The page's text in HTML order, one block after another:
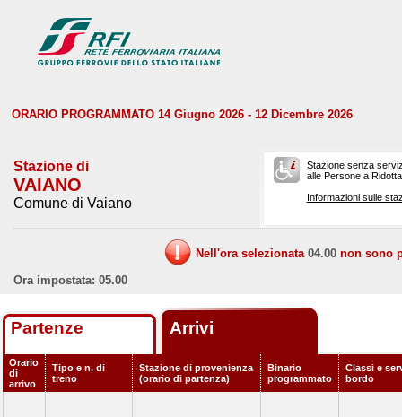
ORARIO PROGRAMMATO 14 Giugno 2026 - 12 Dicembre 2026
Stazione di
VAIANO
Comune di Vaiano
Stazione senza
alle Persone a
Informazioni sulle
Nell'ora selezionata 04.00 non sono
Ora impostata: 05.00
Partenze Arrivi
Orario
di
arrivo
Tipo e n. di
treno
Stazione di provenienza
(orario di partenza)
Binario
programmato
Classi e
bordo